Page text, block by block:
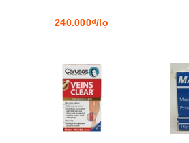
240.000₫/lọ